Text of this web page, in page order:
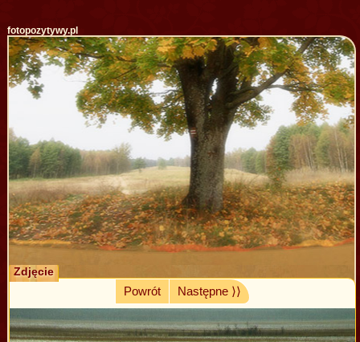
fotopozytywy.pl
Zdjęcie
Powrót
Następne ⟩⟩